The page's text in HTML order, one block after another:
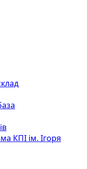
КПІ ім. Ігоря